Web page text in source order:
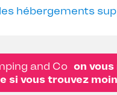
hébergements
and Co on
si vous trouvez